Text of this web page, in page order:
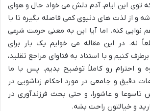
توی این ایام، آدم دلش می خواد حال و هوای
و از لذت های دنیوی کمی فاصله بگیره تا با
کنه. اما آیا این به معنی حرمت شرعی
نه. در این مقاله می خوایم یک بار برای
کنیم و با استناد به فتاوای مراجع تقلید،
و احترام رو کاملاً توضیح بدیم. پس با ما
دقیق و جامعی در مورد احکام زناشویی در
و عاشورا، و حتی بحث فرزندآوری در
و خیالتون راحت بشه.